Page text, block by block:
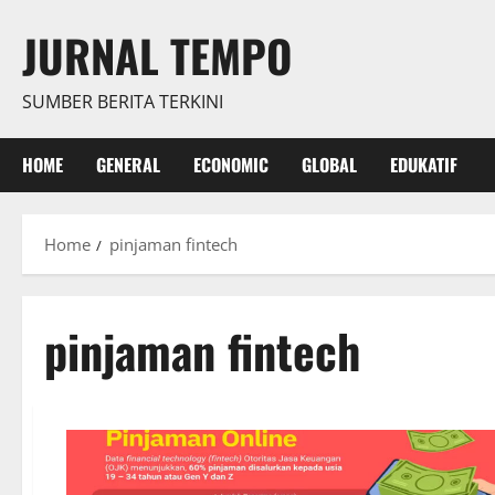
content
JURNAL TEMPO
SUMBER BERITA TERKINI
HOME GENERAL ECONOMIC GLOBAL EDUKATIF
Home pinjaman fintech
pinjaman fintech